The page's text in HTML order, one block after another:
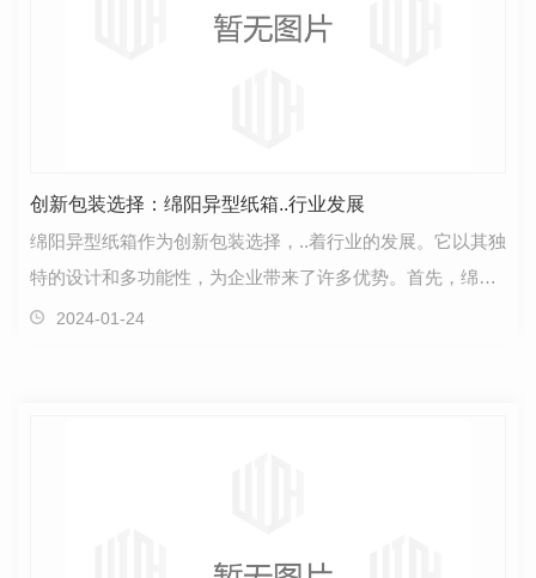
创新包装选择：绵阳异型纸箱..行业发展
绵阳异型纸箱作为创新包装选择，..着行业的发展。它以其独
特的设计和多功能性，为企业带来了许多优势。首先，绵阳
异型纸箱的创新设计使其在产品包装中脱颖而出。与…
2024-01-24